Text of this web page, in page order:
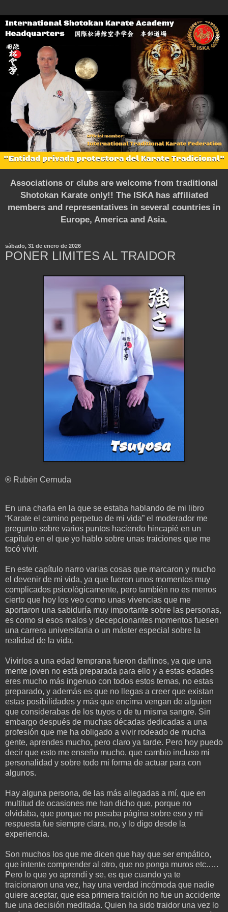
Associations or clubs are welcome from traditional
Shotokan Karate only!! The ISKA has affiliated
members and representatives in several countries in
Europe, America and Asia.
sábado, 31 de enero de 2026
PONER LIMITES AL TRAIDOR
® Rubén Cernuda
En una charla en la que se estaba hablando de mi libro
“Karate el camino perpetuo de mi vida” el moderador me
pregunto sobre varios puntos haciendo hincapié en un
capítulo en el que yo hablo sobre unas traiciones que me
tocó vivir.
En este capítulo narro varias cosas que marcaron y mucho
el devenir de mi vida, ya que fueron unos momentos muy
complicados psicológicamente, pero también no es menos
cierto que hoy los veo como unas vivencias que me
aportaron una sabiduría muy importante sobre las personas,
es como si esos malos y decepcionantes momentos fuesen
una carrera universitaria o un máster especial sobre la
realidad de la vida.
Vivirlos a una edad temprana fueron dañinos, ya que una
mente joven no está preparada para ello y a estas edades
eres mucho más ingenuo con todos estos temas, no estas
preparado, y además es que no llegas a creer que existan
estas posibilidades y más que encima vengan de alguien
que considerabas de los tuyos o de tu misma sangre. Sin
embargo después de muchas décadas dedicadas a una
profesión que me ha obligado a vivir rodeado de mucha
gente, aprendes mucho, pero claro ya tarde. Pero hoy puedo
decir que esto me enseño mucho, que cambio incluso mi
personalidad y sobre todo mi forma de actuar para con
algunos.
Hay alguna persona, de las más allegadas a mí, que en
multitud de ocasiones me han dicho que, porque no
olvidaba, que porque no pasaba página sobre eso y mi
respuesta fue siempre clara, no, y lo digo desde la
experiencia.
Son muchos los que me dicen que hay que ser empático,
que intente comprender al otro, que no ponga muros etc.….
Pero lo que yo aprendí y se, es que cuando ya te
traicionaron una vez, hay una verdad incómoda que nadie
quiere aceptar, que esa primera traición no fue un accidente
fue una decisión meditada. Quien ha sido traidor una vez lo